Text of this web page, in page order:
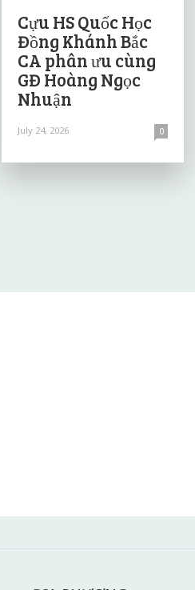
Cựu HS Quốc Học
Đồng Khánh Bắc
CA phân ưu cùng
GĐ Hoàng Ngọc
Nhuận
July 24, 2026 0